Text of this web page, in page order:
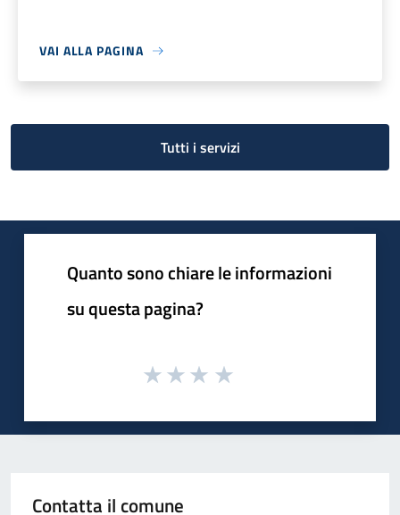
VAI ALLA PAGINA
Tutti i servizi
Quanto sono chiare le informazioni
su questa pagina?
Contatta il comune